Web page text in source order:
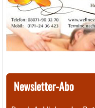
Newsletter-Abo